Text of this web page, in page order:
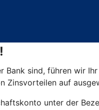
Bank sind, führen wir
Zinsvorteilen auf
unter der